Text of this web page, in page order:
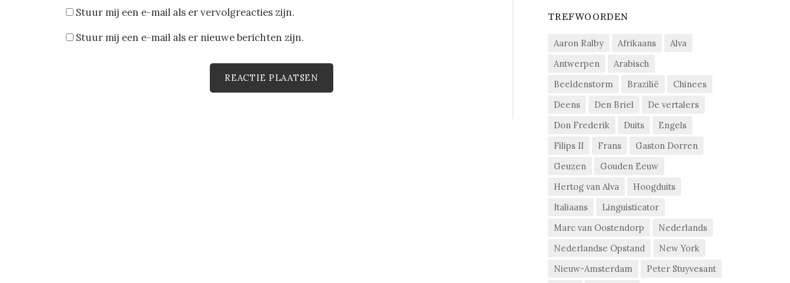
Stuur mij een e-mail als er vervolgreacties zijn.
Stuur mij een e-mail als er nieuwe berichten zijn.
TREFWOORDEN
Aaron Ralby Afrikaans
Alva
Antwerpen
Arabisch
Beeldenstorm
Brazilië
Chinees
Deens
Den Briel
De vertalers
Don Frederik
Duits
Engels
Filips II
Frans
Gaston Dorren
Geuzen
Gouden Eeuw
Hertog van Alva
Hoogduits
Italiaans
Linguisticator
Marc van Oostendorp
Nederlands
Nederlandse Opstand
New York
Nieuw-Amsterdam
Peter Stuyvesant